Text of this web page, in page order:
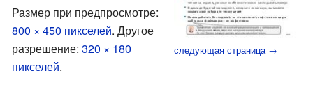
Размер при предпросмотре:
800 × 450 пикселей. Другое
разрешение: 320 × 180
пикселей.
следующая страница →